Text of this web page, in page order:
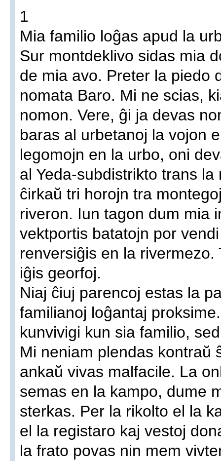
1
Mia familio loĝas apud la
Sur montdeklivo sidas mia
de mia avo. Preter la piedo
nomata Baro. Mi ne scias,
nomon. Vere, ĝi ja devas
baras al urbetanoj la vojon
legomojn en la urbo, oni
al Yeda-subdistrikto trans
ĉirkaŭ tri horojn tra
riveron. Iun tagon dum mia
vektportis batatojn por
renversiĝis en la
iĝis georfoj.
Niaj ĉiuj parencoj estas la
familianoj loĝantaj
kunvivigi kun sia familio,
Mi neniam plendas kontraŭ
ankaŭ vivas malfacile. La
semas en la kampo, dume
sterkas. Per la rikolto el la
el la registaro kaj vestoj
la frato povas nin mem